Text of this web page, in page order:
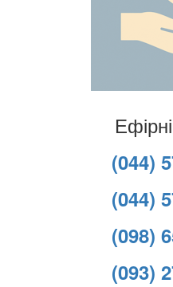
(044)
(044)
(098)
(093)